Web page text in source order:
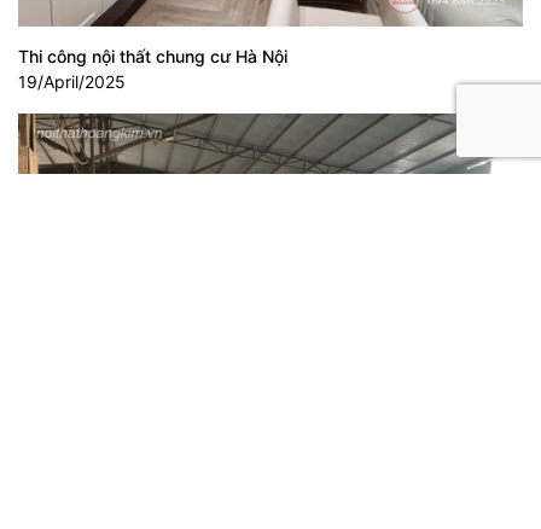
Thi công nội thất chung cư Hà Nội
19/April/2025